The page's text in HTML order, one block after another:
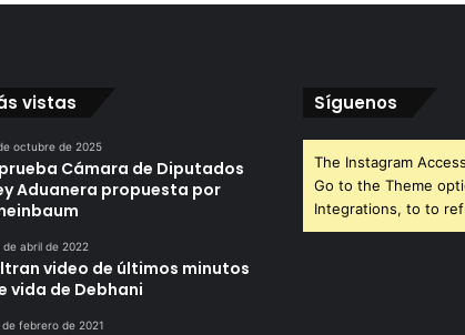
vistas
octubre de 2025
Cámara de Diputados
Aduanera propuesta por
de abril de 2022
video de últimos minutos
vida de Debhani
de febrero de 2021
Síguenos
The Instagram
Go to the Theme
Integrations, to to